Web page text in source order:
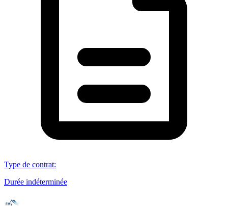
Type de contrat:
Durée indéterminée